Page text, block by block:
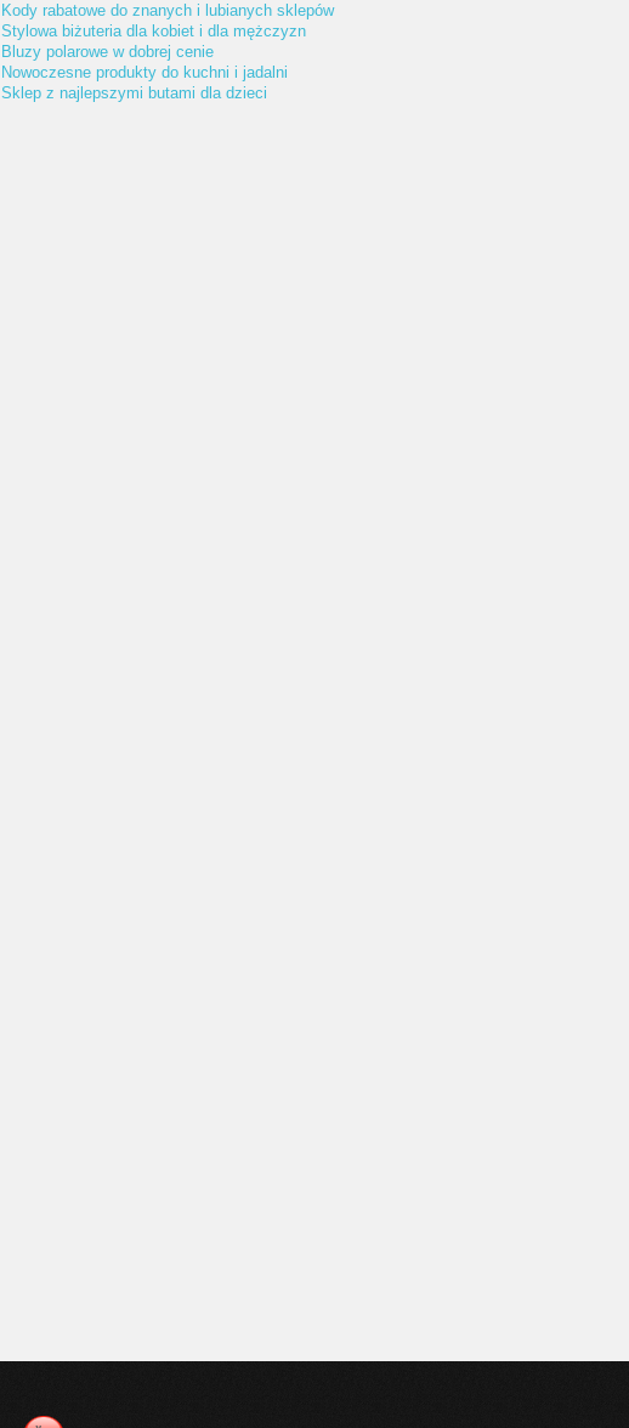
Kody rabatowe do znanych i lubianych sklepów
Stylowa biżuteria dla kobiet i dla mężczyzn
Bluzy polarowe w dobrej cenie
Nowoczesne produkty do kuchni i jadalni
Sklep z najlepszymi butami dla dzieci